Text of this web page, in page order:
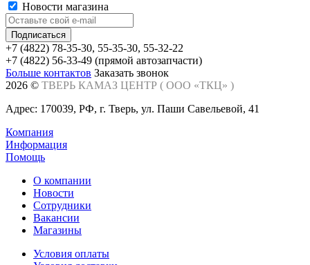
Новости магазина
+7 (4822) 78-35-30, 55-35-30, 55-32-22
+7 (4822) 56-33-49 (прямой автозапчасти)
Больше контактов Заказать звонок
2026 © ТВЕРЬ КАМАЗ ЦЕНТР ( ООО «ТКЦ» )
Адрес: 170039, РФ, г. Тверь, ул. Паши Савельевой, 41
Компания
Информация
Помощь
О компании
Новости
Сотрудники
Вакансии
Магазины
Условия оплаты